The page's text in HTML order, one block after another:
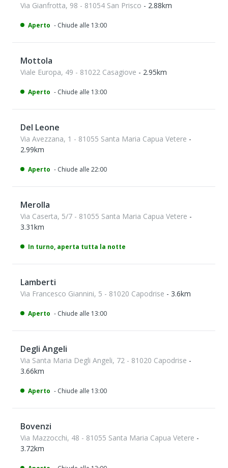
Via Gianfrotta, 98 - 81054 San Prisco - 2.88km
Aperto - Chiude alle 13:00
Mottola
Viale Europa, 49 - 81022 Casagiove - 2.95km
Aperto - Chiude alle 13:00
Del Leone
Via Avezzana, 1 - 81055 Santa Maria Capua Vetere -
2.99km
Aperto - Chiude alle 22:00
Merolla
Via Caserta, 5/7 - 81055 Santa Maria Capua Vetere -
3.31km
In turno, aperta tutta la notte
Lamberti
Via Francesco Giannini, 5 - 81020 Capodrise - 3.6km
Aperto - Chiude alle 13:00
Degli Angeli
Via Santa Maria Degli Angeli, 72 - 81020 Capodrise -
3.66km
Aperto - Chiude alle 13:00
Bovenzi
Via Mazzocchi, 48 - 81055 Santa Maria Capua Vetere -
3.72km